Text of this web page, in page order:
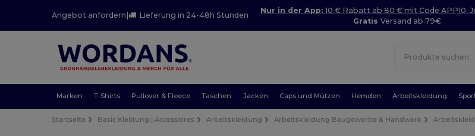
Angebot anfordern | Lieferung in 24-48h Stunden
Nur in der App: 10 € Rabatt ab 80 € mit Code APP10.
GratisVersand ab 79€
Marken T-Shirts Pullover & Fleece Taschen Jacken Caps und Mützen Hemden Arbeitskleidung
Startseite Basic Kleidung | Accessoires Arbeitskleidung Arbeitskleidung Baugewerbe & Handwerk